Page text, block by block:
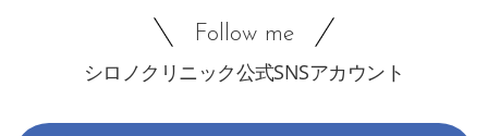
Follow me
シロノクリニック公式SNSアカウント